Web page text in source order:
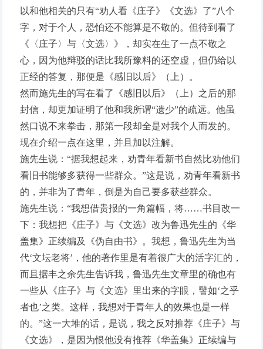
以和他相关的只有“劝人看《庄子》《文选》了”八个
字，对于个人，恐怕还不能算是不敬的。但待到看了
《〈庄子〉与〈文选〉》，却实在生了一点不敬之
心，因为他辩驳的话比我所豫料的还空虚，但仍给以
正经的答复，那便是《感旧以后》（上）。
然而施先生的写在看了《感旧以后》（上）之后的那
封信，却更加证明了他和我所谓“遗少”的疏远。他虽
然口说不来拳击，那第一段却全是对我个人而发的。
现在介绍一点在这里，并且加以注解。
施先生说：“据我想起来，劝青年看新书自然比劝他们
看旧书能够多获得一些群众。”这是说，劝青年看新书
的，并非为了青年，倒是为自己要多获些群众。
施先生说：“我想借贵报的一角篇幅，将……书目改一
下：我想把《庄子》与《文选》改为鲁迅先生的《华
盖集》正续编及《伪自由书》。我想，鲁迅先生为当
代‘文坛老将’，他的著作里是有着很广大的活字汇的，
而且据丰之余先生告诉我，鲁迅先生文章里的确也有
一些从《庄子》与《文选》里出来的字眼，譬如‘之乎
者也’之类。这样，我想对于青年人的效果也是一样
的。”这一大堆的话，是说，我之反对推荐《庄子》与
《文选》，是因为恨他没有推荐《华盖集》正续编与